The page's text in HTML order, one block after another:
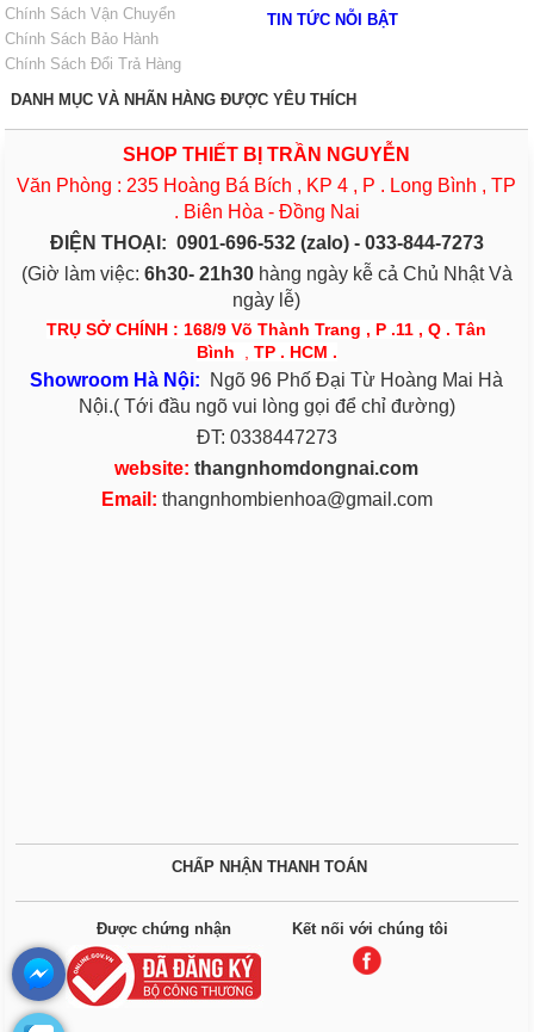
Chính Sách Vận Chuyển
Chính Sách Bảo Hành
Chính Sách Đổi Trả Hàng
TIN TỨC NỖI BẬT
DANH MỤC VÀ NHÃN HÀNG ĐƯỢC YÊU THÍCH
SHOP THIẾT BỊ TRẦN NGUYỄN
Văn Phòng : 235 Hoàng Bá Bích , KP 4 , P . Long Bình , TP
. Biên Hòa - Đồng Nai
ĐIỆN THOẠI: 0901-696-532 (zalo) - 033-844-7273
(Giờ làm việc: 6h30- 21h30hàng ngày kễ cả Chủ Nhật Và
ngày lễ)
TRỤ SỞ CHÍNH : 168/9 Võ Thành Trang , P .11 , Q . Tân
Bình
TP . HCM .
S howroom Hà Nội: Ngõ 96 Phố Đại Từ Hoàng Mai Hà
Nội.( Tới đầu ngõ vui lòng gọi để chỉ đường)
ĐT: 0338447273
website: thangnhomdongnai.com
Email: thangnhombienhoa@gmail.com
CHẤP NHẬN THANH TOÁN
Được chứng nhận Kết nối với chúng tôi